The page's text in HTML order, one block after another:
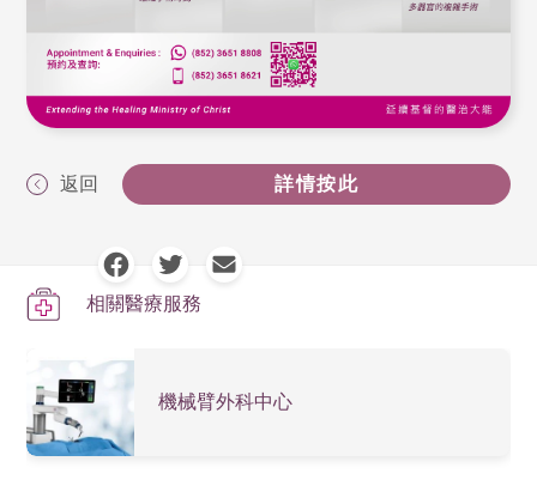
返回 詳情按此
相關醫療服務
機械臂外科中心